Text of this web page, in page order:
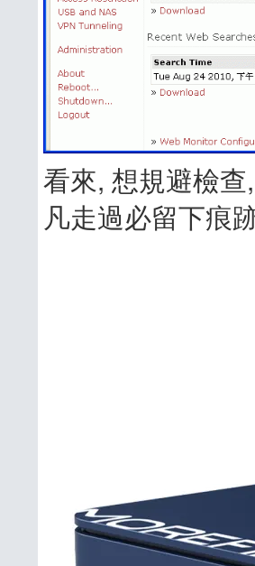
看來, 想規避檢
凡走過必留下痕